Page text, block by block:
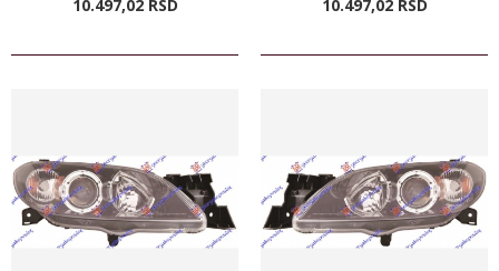
10.497,02 RSD 10.497,02 RSD